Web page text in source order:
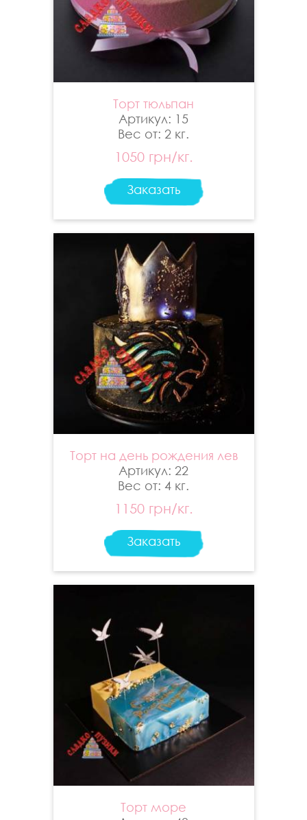
Торт тюльпан
Артикул: 15
Вес от: 2 кг.
1050 грн/кг.
Заказать
Торт на день рождения лев
Артикул: 22
Вес от: 4 кг.
1150 грн/кг.
Заказать
Торт море